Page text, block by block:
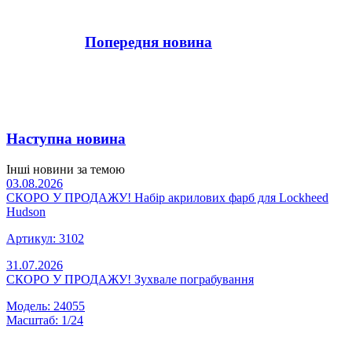
Попередня новина
Наступна новина
Інші новини за темою
03.08.2026
СКОРО У ПРОДАЖУ! Набір акрилових фарб для Lockheed
Hudson
Артикул: 3102
31.07.2026
СКОРО У ПРОДАЖУ! Зухвале пограбування
Модель: 24055
Масштаб: 1/24